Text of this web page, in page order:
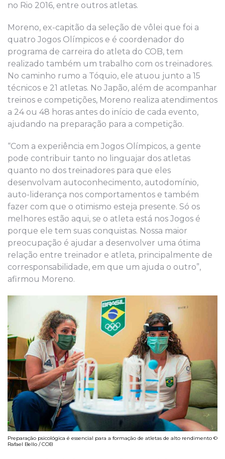
no Rio 2016, entre outros atletas.
Moreno, ex-capitão da seleção de vôlei que foi a
quatro Jogos Olímpicos e é coordenador do
programa de carreira do atleta do COB, tem
realizado também um trabalho com os treinadores.
No caminho rumo a Tóquio, ele atuou junto a 15
técnicos e 21 atletas. No Japão, além de acompanhar
treinos e competições, Moreno realiza atendimentos
a 24 ou 48 horas antes do início de cada evento,
ajudando na preparação para a competição.
“Com a experiência em Jogos Olímpicos, a gente
pode contribuir tanto no linguajar dos atletas
quanto no dos treinadores para que eles
desenvolvam autoconhecimento, autodomínio,
auto-liderança nos comportamentos e também
fazer com que o otimismo esteja presente. Só os
melhores estão aqui, se o atleta está nos Jogos é
porque ele tem suas conquistas. Nossa maior
preocupação é ajudar a desenvolver uma ótima
relação entre treinador e atleta, principalmente de
corresponsabilidade, em que um ajuda o outro”,
afirmou Moreno.
Preparação psicológica é essencial para a formação de atletas de alto rendimento ©
Rafael Bello / COB